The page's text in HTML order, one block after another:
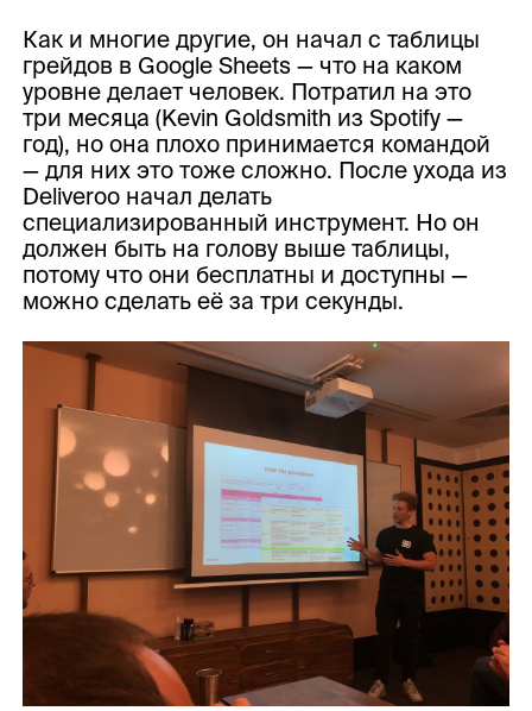
Как и многие другие, он начал с таблицы
грейдов в Google Sheets — что на каком
уровне делает человек. Потратил на это
три месяца (Kevin Goldsmith из Spotify —
год), но она плохо принимается командой
— для них это тоже сложно. После ухода из
Deliveroo начал делать
специализированный инструмент. Но он
должен быть на голову выше таблицы,
потому что они бесплатны и доступны —
можно сделать её за три секунды.